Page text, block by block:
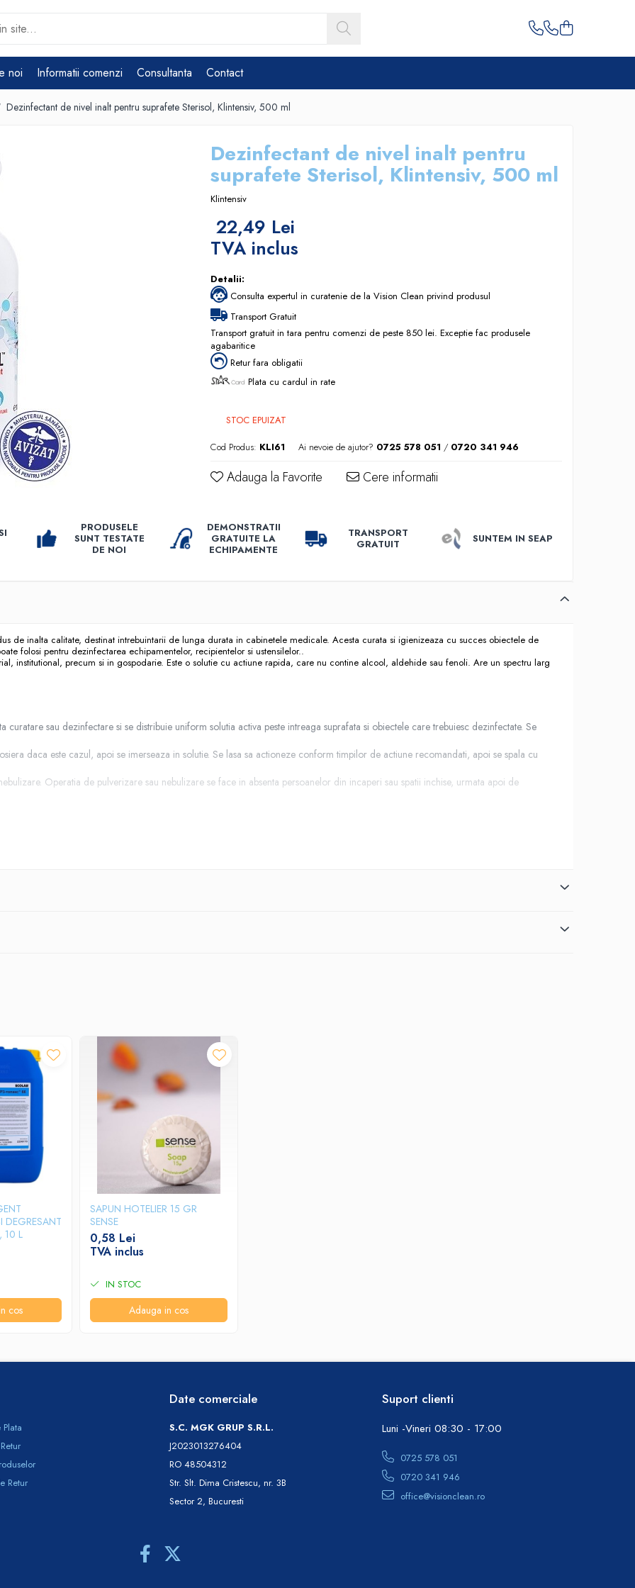
noi Informatii comenzi Consultanta Contact
Dezinfectant de nivel inalt pentru suprafete Sterisol, Klintensiv, 500 ml
Dezinfectant de nivel inalt pentru
suprafete Sterisol, Klintensiv, 500 ml
Klintensiv
22,49 Lei
TVA inclus
Detalii:
Consulta expertul in curatenie de la Vision Clean privind produsul
Transport Gratuit
Transport gratuit in tara pentru comenzi de peste 850 lei. Exceptie fac produsele
agabaritice
Retur fara obligatii
Plata cu cardul in rate
STOC EPUIZAT
Cod Produs: KLI61 Ai nevoie de ajutor? 0725 578 051 / 0720 341 946
Adauga la Favorite Cere informatii
PRODUSELE
SUNT TESTATE
DE NOI
DEMONSTRATII
GRATUITE LA
ECHIPAMENTE
TRANSPORT
GRATUIT
SUNTEM IN SEAP
de inalta calitate, destinat intrebuintarii de lunga durata in cabinetele medicale. Acesta curata si igienizeaza cu succes obiectele de
folosi pentru dezinfectarea echipamentelor, recipientelor si ustensilelor..
institutional, precum si in gospodarie. Este o solutie cu actiune rapida, care nu contine alcool, aldehide sau fenoli. Are un spectru larg
sau dezinfectare si se distribuie uniform solutia activa peste intreaga suprafata si obiectele care trebuiesc dezinfectate. Se
daca este cazul, apoi se imerseaza in solutie. Se lasa sa actioneze conform timpilor de actiune recomandati, apoi se spala cu
Operatia de pulverizare sau nebulizare se face in absenta persoanelor din incaperi sau spatii inchise, urmata apoi de
aeromicroflora cu aplicare prin stergere, imersie, pulverizare sau nebulizare (ceata rece) in domeniul medical, industrial, institutional,
instrumentar si aeromicroflora
DEGRESANT
10 L
cos
SAPUN HOTELIER 15 GR
SENSE
0,58 Lei
TVA inclus
IN STOC
Adauga in cos
Retur
Date comerciale
S.C. MGK GRUP S.R.L.
J2023013276404
RO 48504312
Str. Slt. Dima Cristescu, nr. 3B
Sector 2, Bucuresti
Suport clienti
Luni -Vineri 08:30 - 17:00
0725 578 051
0720 341 946
office@visionclean.ro